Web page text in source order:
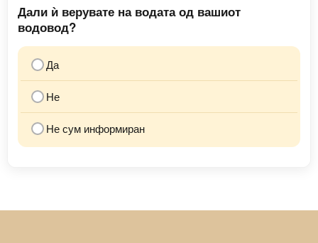
Дали ѝ верувате на водата од вашиот
водовод?
Да
Не
Не сум информиран